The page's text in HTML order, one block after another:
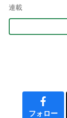
連載
フォロー